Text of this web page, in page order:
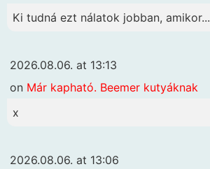
Ki tudná ezt nálatok jobban, amikor...
2026.08.06. at 13:13
on Már kapható. Beemer kutyáknak
x
2026.08.06. at 13:06